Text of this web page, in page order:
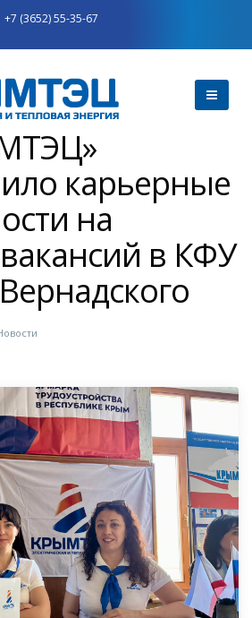
+7 (3652) 55-35-67
карьерные
на
в КФУ